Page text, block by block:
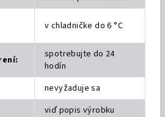
v chladničke do 6 °C
:
spotrebujte do 24
hodín
nevyžaduje sa
viď popis výrobku